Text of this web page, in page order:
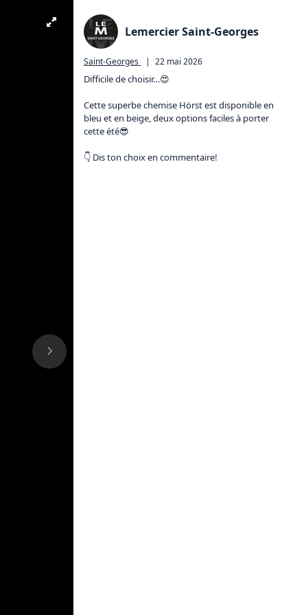
Lemercier Saint-Georges
Saint-Georges | 22 mai 2026
Difficile de choisir…😍
Cette superbe chemise Hörst est disponible en
bleu et en beige, deux options faciles à porter
cette été😎
👇 Dis ton choix en commentaire!